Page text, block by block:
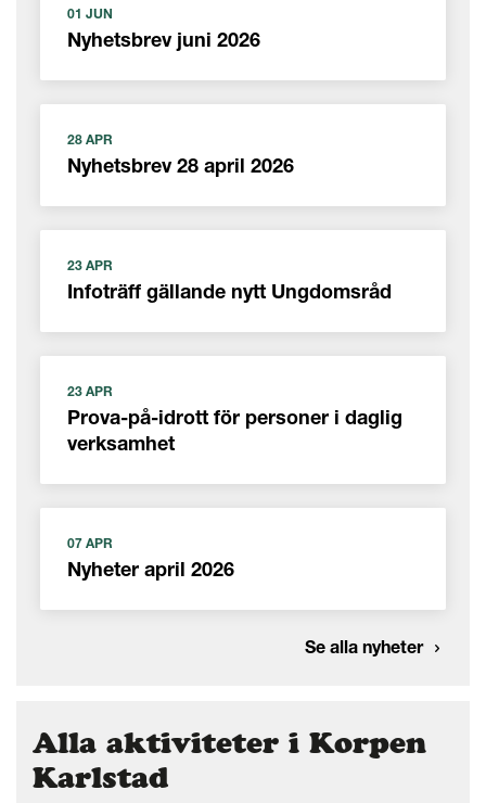
01 JUN
Nyhetsbrev juni 2026
28 APR
Nyhetsbrev 28 april 2026
23 APR
Infoträff gällande nytt Ungdomsråd
23 APR
Prova-på-idrott för personer i daglig
verksamhet
07 APR
Nyheter april 2026
Se alla nyheter
Alla aktiviteter i Korpen
Karlstad